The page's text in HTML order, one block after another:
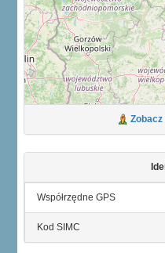
Zobacz
Współrzędne GPS
Kod SIMC